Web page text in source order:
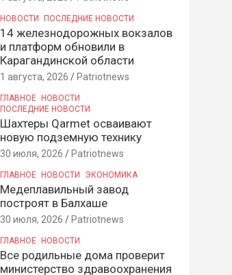
НОВОСТИ ПОСЛЕДНИЕ НОВОСТИ
14 железнодорожных вокзалов
и платформ обновили в
Карагандинской области
1 августа, 2026 Patriotnews
ГЛАВНОЕ
НОВОСТИ
ПОСЛЕДНИЕ НОВОСТИ
Шахтеры Qarmet осваивают
новую подземную технику
30 июля, 2026 Patriotnews
ГЛАВНОЕ НОВОСТИ ЭКОНОМИКА
Медеплавильный завод
построят в Балхаше
30 июля, 2026 Patriotnews
ГЛАВНОЕ НОВОСТИ
Все родильные дома проверит
министерство здравоохранения